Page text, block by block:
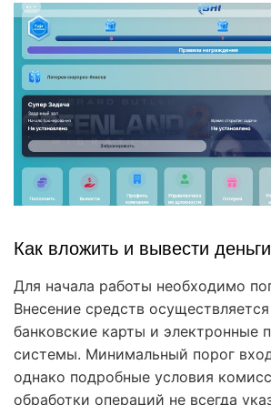
Как вложить и вывести
Для начала работы необходимо
Внесение средств
банковские карты и электронные
системы. Минимальный порог
однако подробные условия
обработки операций не всегда